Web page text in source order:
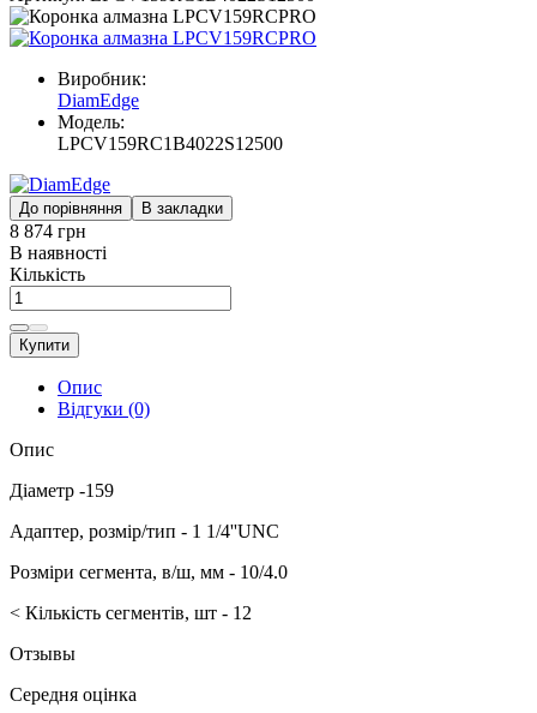
Виробник:
DiamEdge
Модель:
LPCV159RC1B4022S12500
До порівняння В закладки
8 874 грн
В наявності
Кількість
Купити
Опис
Відгуки (0)
Опис
Діаметр -159
Адаптер, розмір/тип - 1 1/4''UNC
Розміри сегмента, в/ш, мм - 10/4.0
< Кількість сегментів, шт - 12
Отзывы
Середня оцінка